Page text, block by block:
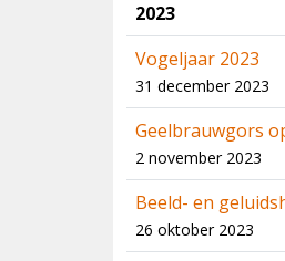
2023
Vogeljaar 2023
31 december 2023
Geelbrauwgors
2 november 2023
Beeld- en
26 oktober 2023